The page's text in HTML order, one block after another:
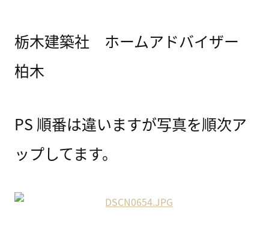
栃木建築社 ホームアドバイザー
柏木
PS 順番は違いますが写真を順次ア
ップしてます。